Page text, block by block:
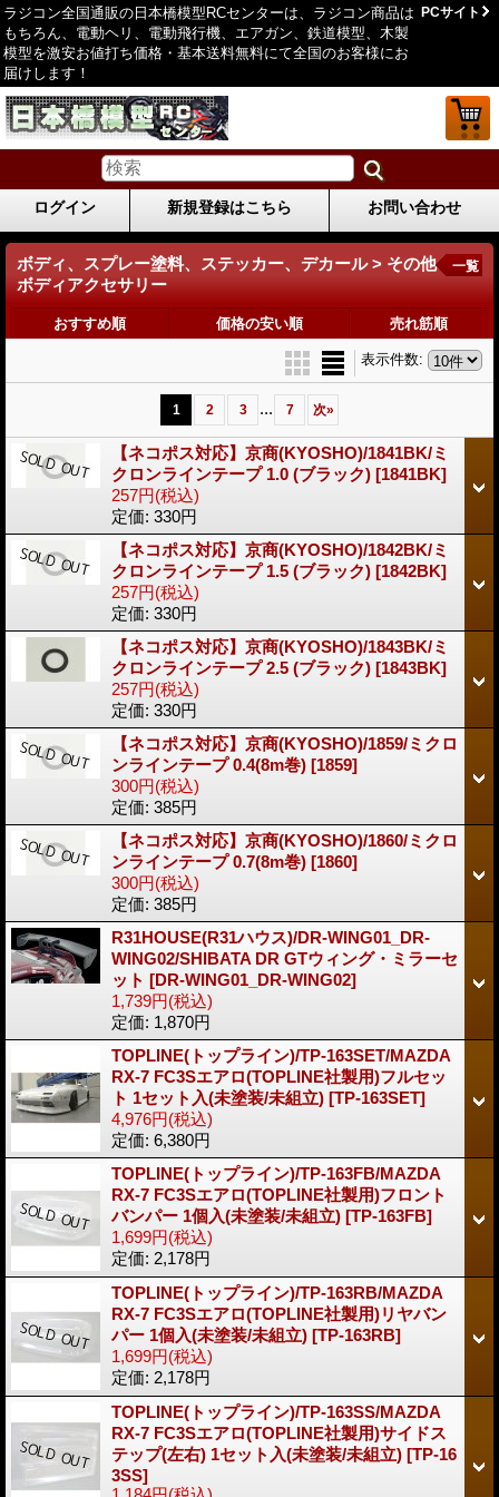
ラジコン全国通販の日本橋模型RCセンターは、ラジコン商品は
もちろん、電動ヘリ、電動飛行機、エアガン、鉄道模型、木製
模型を激安お値打ち価格・基本送料無料にて全国のお客様にお
届けします！
PCサイト
ログイン 新規登録はこちら お問い合わせ
ボディ、スプレー塗料、ステッカー、デカール > その他
ボディアクセサリー
一覧
おすすめ順 価格の安い順 売れ筋順
表示件数:
1 2 3 ... 7 次»
【ネコポス対応】京商(KYOSHO)/1841BK/ミ
クロンラインテープ 1.0 (ブラック) [1841BK]
257円(税込)
定価: 330円
【ネコポス対応】京商(KYOSHO)/1842BK/ミ
クロンラインテープ 1.5 (ブラック) [1842BK]
257円(税込)
定価: 330円
【ネコポス対応】京商(KYOSHO)/1843BK/ミ
クロンラインテープ 2.5 (ブラック) [1843BK]
257円(税込)
定価: 330円
【ネコポス対応】京商(KYOSHO)/1859/ミクロ
ンラインテープ 0.4(8m巻) [1859]
300円(税込)
定価: 385円
【ネコポス対応】京商(KYOSHO)/1860/ミクロ
ンラインテープ 0.7(8m巻) [1860]
300円(税込)
定価: 385円
R31HOUSE(R31ハウス)/DR-WING01_DR-
WING02/SHIBATA DR GTウィング・ミラーセ
ット [DR-WING01_DR-WING02]
1,739円(税込)
定価: 1,870円
TOPLINE(トップライン)/TP-163SET/MAZDA
RX-7 FC3Sエアロ(TOPLINE社製用)フルセッ
ト 1セット入(未塗装/未組立) [TP-163SET]
4,976円(税込)
定価: 6,380円
TOPLINE(トップライン)/TP-163FB/MAZDA
RX-7 FC3Sエアロ(TOPLINE社製用)フロント
バンパー 1個入(未塗装/未組立) [TP-163FB]
1,699円(税込)
定価: 2,178円
TOPLINE(トップライン)/TP-163RB/MAZDA
RX-7 FC3Sエアロ(TOPLINE社製用)リヤバン
パー 1個入(未塗装/未組立) [TP-163RB]
1,699円(税込)
定価: 2,178円
TOPLINE(トップライン)/TP-163SS/MAZDA
RX-7 FC3Sエアロ(TOPLINE社製用)サイドス
テップ(左右) 1セット入(未塗装/未組立) [TP-16
3SS]